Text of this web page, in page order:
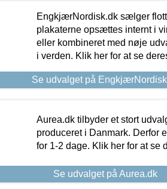
EngkjærNordisk.dk sælger
plakaterne opsættes internt i
eller kombineret med nøje
i verden. Klik her for at se
Se udvalget på
Aurea.dk tilbyder et stort
produceret i Danmark. Derfor
for 1-2 dage. Klik her for at se
Se udvalget på Aurea.dk